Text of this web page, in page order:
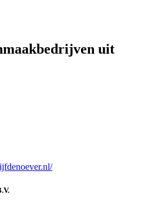
uit